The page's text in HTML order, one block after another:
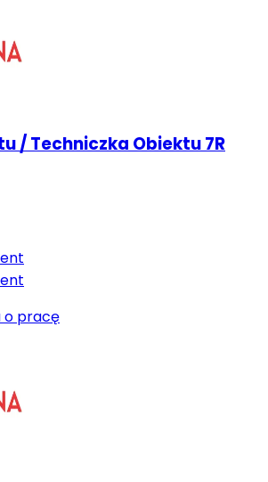
/ Techniczka Obiektu 7R
o pracę